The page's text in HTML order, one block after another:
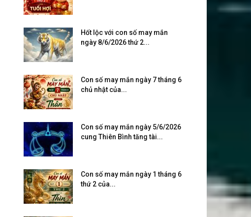
Hốt lộc với con số may mắn
ngày 8/6/2026 thứ 2...
Con số may mắn ngày 7 tháng 6
chủ nhật của...
Con số may mắn ngày 5/6/2026
cung Thiên Bình tăng tài...
Con số may mắn ngày 1 tháng 6
thứ 2 của...